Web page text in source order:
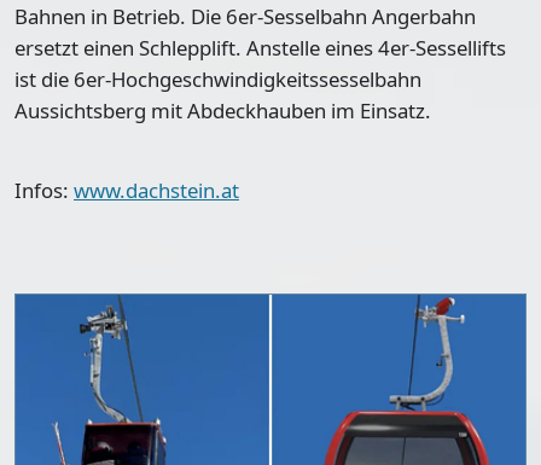
Bahnen in Betrieb. Die 6er-Sesselbahn Angerbahn
ersetzt einen Schlepplift. Anstelle eines 4er-Sessellifts
ist die 6er-Hochgeschwindigkeitssesselbahn
Aussichtsberg mit Abdeckhauben im Einsatz.
Infos: www.dachstein.at